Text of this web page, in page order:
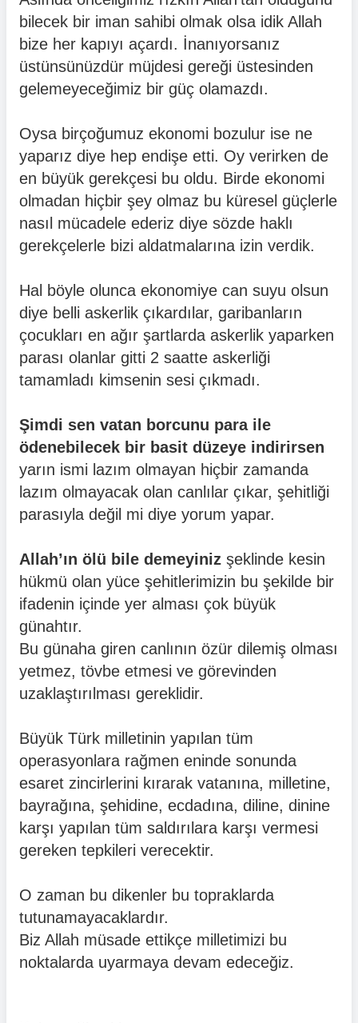
bilecek bir iman sahibi olmak olsa idik Allah
bize her kapıyı açardı. İnanıyorsanız
üstünsünüzdür müjdesi gereği üstesinden
gelemeyeceğimiz bir güç olamazdı.
Oysa birçoğumuz ekonomi bozulur ise ne
yaparız diye hep endişe etti. Oy verirken de
en büyük gerekçesi bu oldu. Birde ekonomi
olmadan hiçbir şey olmaz bu küresel güçlerle
nasıl mücadele ederiz diye sözde haklı
gerekçelerle bizi aldatmalarına izin verdik.
Hal böyle olunca ekonomiye can suyu olsun
diye belli askerlik çıkardılar, garibanların
çocukları en ağır şartlarda askerlik yaparken
parası olanlar gitti 2 saatte askerliği
tamamladı kimsenin sesi çıkmadı.
Şimdi sen vatan borcunu para ile
ödenebilecek bir basit düzeye indirirsen
yarın ismi lazım olmayan hiçbir zamanda
lazım olmayacak olan canlılar çıkar, şehitliği
parasıyla değil mi diye yorum yapar.
Allah’ın ölü bile demeyiniz şeklinde kesin
hükmü olan yüce şehitlerimizin bu şekilde bir
ifadenin içinde yer alması çok büyük
günahtır.
Bu günaha giren canlının özür dilemiş olması
yetmez, tövbe etmesi ve görevinden
uzaklaştırılması gereklidir.
Büyük Türk milletinin yapılan tüm
operasyonlara rağmen eninde sonunda
esaret zincirlerini kırarak vatanına, milletine,
bayrağına, şehidine, ecdadına, diline, dinine
karşı yapılan tüm saldırılara karşı vermesi
gereken tepkileri verecektir.
O zaman bu dikenler bu topraklarda
tutunamayacaklardır.
Biz Allah müsade ettikçe milletimizi bu
noktalarda uyarmaya devam edeceğiz.